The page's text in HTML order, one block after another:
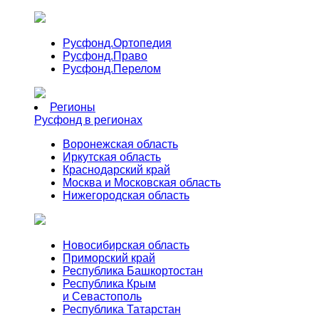
Русфонд.Ортопедия
Русфонд.Право
Русфонд.Перелом
Регионы
Русфонд в регионах
Воронежская область
Иркутская область
Краснодарский край
Москва и Московская область
Нижегородская область
Новосибирская область
Приморский край
Республика Башкортостан
Республика Крым
и Севастополь
Республика Татарстан